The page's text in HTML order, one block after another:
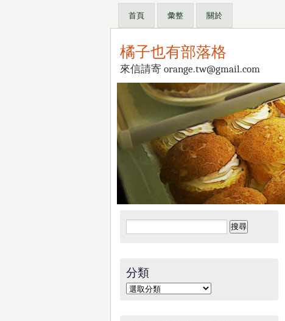
首頁 彙整 關於
橘子也有部落格
來信請寄 orange.tw@gmail.com
搜
尋
字:
分類
分